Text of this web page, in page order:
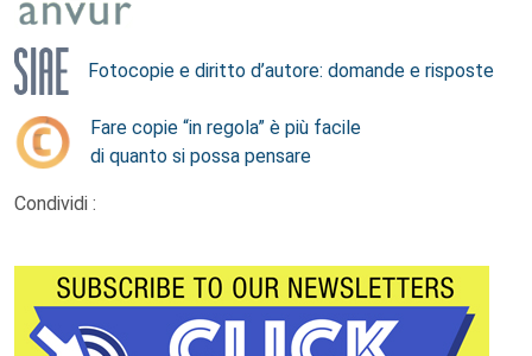
Fotocopie e diritto d’autore: domande e risposte
Fare copie “in regola” è più facile
di quanto si possa pensare
Condividi :